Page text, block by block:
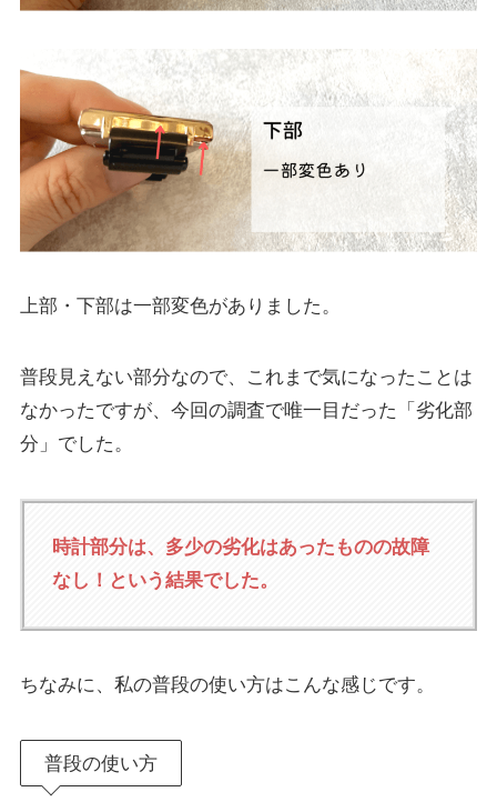
上部・下部は一部変色がありました。
普段見えない部分なので、これまで気になったことは
なかったですが、今回の調査で唯一目だった「劣化部
分」でした。
時計部分は、多少の劣化はあったものの故障
なし！という結果でした。
ちなみに、私の普段の使い方はこんな感じです。
普段の使い方